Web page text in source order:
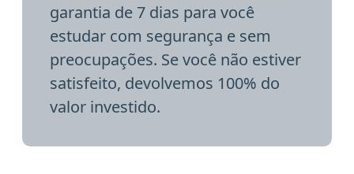
garantia de 7 dias para você
estudar com segurança e sem
preocupações. Se você não estiver
satisfeito, devolvemos 100% do
valor investido.